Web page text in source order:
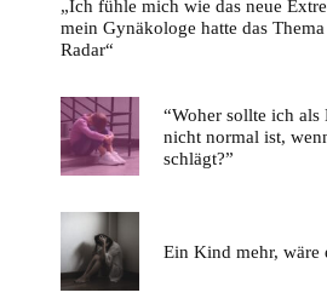
„Ich fühle mich wie das neue
mein Gynäkologe hatte das
Radar“
“Woher sollte ich als
nicht normal ist,
schlägt?”
Ein Kind mehr,